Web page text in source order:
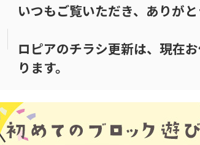
いつもご覧いただき、ありがと
ロピアのチラシ更新は、現在
ります。